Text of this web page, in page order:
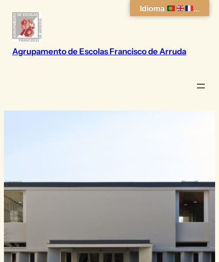
Saltar
para
conteúdo
Agrupamento de Escolas Francisco de Arruda
Idioma ...